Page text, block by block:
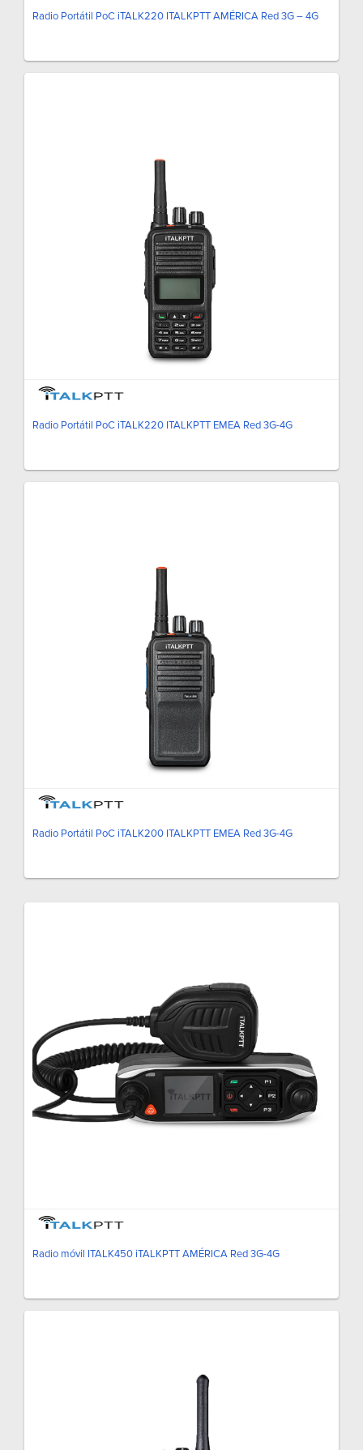
Radio Portátil PoC iTALK220 ITALKPTT AMÉRICA Red 3G – 4G
Radio Portátil PoC iTALK220 ITALKPTT EMEA Red 3G-4G
Radio Portátil PoC iTALK200 ITALKPTT EMEA Red 3G-4G
Radio móvil ITALK450 iTALKPTT AMÉRICA Red 3G-4G